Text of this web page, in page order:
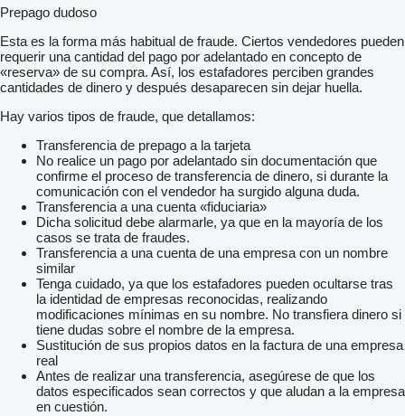
Prepago dudoso
Esta es la forma más habitual de fraude. Ciertos vendedores pueden
requerir una cantidad del pago por adelantado en concepto de
«reserva» de su compra. Así, los estafadores perciben grandes
cantidades de dinero y después desaparecen sin dejar huella.
Hay varios tipos de fraude, que detallamos:
Transferencia de prepago a la tarjeta
No realice un pago por adelantado sin documentación que
confirme el proceso de transferencia de dinero, si durante la
comunicación con el vendedor ha surgido alguna duda.
Transferencia a una cuenta «fiduciaria»
Dicha solicitud debe alarmarle, ya que en la mayoría de los
casos se trata de fraudes.
Transferencia a una cuenta de una empresa con un nombre
similar
Tenga cuidado, ya que los estafadores pueden ocultarse tras
la identidad de empresas reconocidas, realizando
modificaciones mínimas en su nombre. No transfiera dinero si
tiene dudas sobre el nombre de la empresa.
Sustitución de sus propios datos en la factura de una empresa
real
Antes de realizar una transferencia, asegúrese de que los
datos especificados sean correctos y que aludan a la empresa
en cuestión.